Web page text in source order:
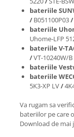
bateriile
/ B051100P03/
bateriile
Uhome-LFP
bateriile V-
/VT-10240W/B
bateriile
bateriile
5K3-XP LV/
Va rugam sa
bateriilor pe care
Download de mai